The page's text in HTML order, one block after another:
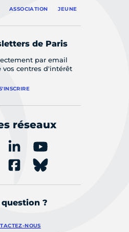
ASSOCIATION JEUNE
de Paris
par email
vos centres d'intérêt
réseaux
question ?
NOUS